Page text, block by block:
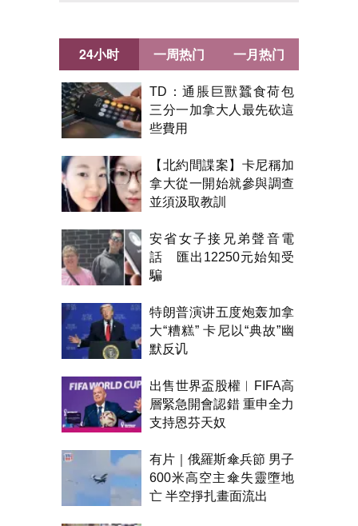
24小时
TD：通脹巨獸蠶食荷包
三分一加拿大人最先砍這
些費用
【北約間諜案】卡尼稱加
拿大從一開始就參與調查
並須汲取教訓
安省女子接兄弟聲音電
話 匯出12250元始知受
騙
特朗普演讲五度炮轰加拿
大“糟糕” 卡尼以“典故”幽
默反讥
出售世界盃股權︱FIFA高
層緊急開會認錯 重申全力
支持恩芬天奴
有片｜俄羅斯傘兵節 男子
600米高空主傘失靈墮地
亡 半空掙扎畫面流出
一周热门 一月热门